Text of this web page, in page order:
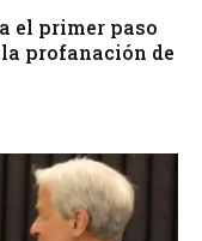
el primer paso
profanación de